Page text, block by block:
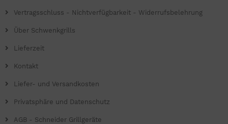
Vertragsschluss - Nichtverfügbarkeit - Widerrufsbelehrung
Über Schwenkgrills
Lieferzeit
Kontakt
Liefer- und Versandkosten
Privatsphäre und Datenschutz
AGB - Schneider Grillgeräte